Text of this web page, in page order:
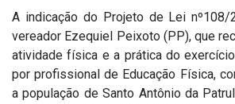
A indicação do Projeto de Lei nº108/
vereador Ezequiel Peixoto (PP), que
atividade física e a prática do
por profissional de Educação Física,
a população de Santo Antônio da